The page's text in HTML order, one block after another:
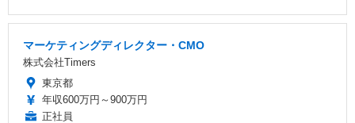
マーケティングディレクター・CMO
株式会社Timers
東京都
年収600万円～900万円
正社員